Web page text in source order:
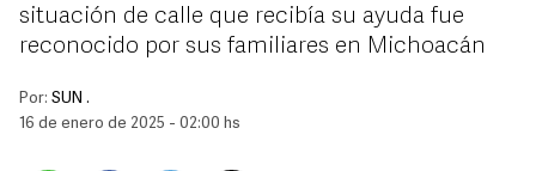
situación de calle que recibía su ayuda fue
reconocido por sus familiares en Michoacán
Por: SUN .
16 de enero de 2025 - 02:00 hs